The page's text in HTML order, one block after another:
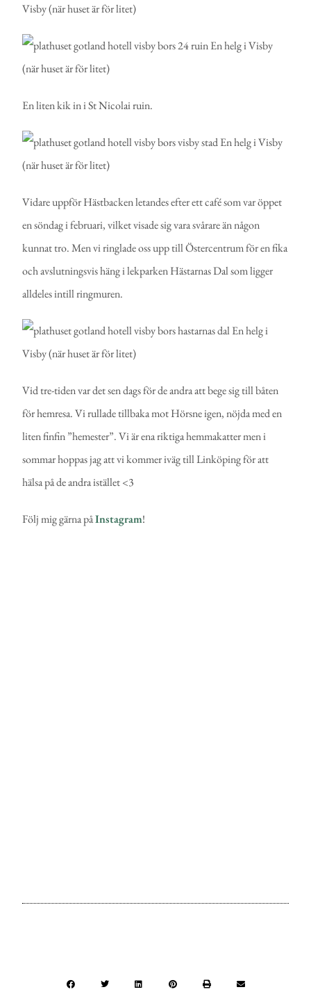
En liten kik in i St Nicolai ruin.
Vidare uppför Hästbacken letandes efter ett café som var öppet
en söndag i februari, vilket visade sig vara svårare än någon
kunnat tro. Men vi ringlade oss upp till Östercentrum för en fika
och avslutningsvis häng i lekparken Hästarnas Dal som ligger
alldeles intill ringmuren.
Vid tre-tiden var det sen dags för de andra att bege sig till båten
för hemresa. Vi rullade tillbaka mot Hörsne igen, nöjda med en
liten finfin ”hemester”. Vi är ena riktiga hemmakatter men i
sommar hoppas jag att vi kommer iväg till Linköping för att
hälsa på de andra istället <3
Följ mig gärna påInstagram!